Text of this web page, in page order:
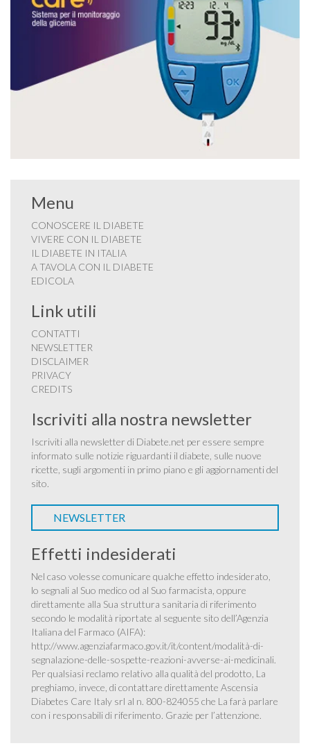
Menu
CONOSCERE IL DIABETE
VIVERE CON IL DIABETE
IL DIABETE IN ITALIA
A TAVOLA CON IL DIABETE
EDICOLA
Link utili
CONTATTI
NEWSLETTER
DISCLAIMER
PRIVACY
CREDITS
Iscriviti alla nostra newsletter
Iscriviti alla newsletter di Diabete.net per essere sempre
informato sulle notizie riguardanti il diabete, sulle nuove
ricette, sugli argomenti in primo piano e gli aggiornamenti del
sito.
NEWSLETTER
Effetti indesiderati
Nel caso volesse comunicare qualche effetto indesiderato,
lo segnali al Suo medico od al Suo farmacista, oppure
direttamente alla Sua struttura sanitaria di riferimento
secondo le modalità riportate al seguente sito dell’Agenzia
Italiana del Farmaco (AIFA):
http://www.agenziafarmaco.gov.it/it/content/modalità-di-
segnalazione-delle-sospette-reazioni-avverse-ai-medicinali.
Per qualsiasi reclamo relativo alla qualità del prodotto, La
preghiamo, invece, di contattare direttamente Ascensia
Diabetes Care Italy srl al n. 800-824055 che La farà parlare
con i responsabili di riferimento. Grazie per l’attenzione.